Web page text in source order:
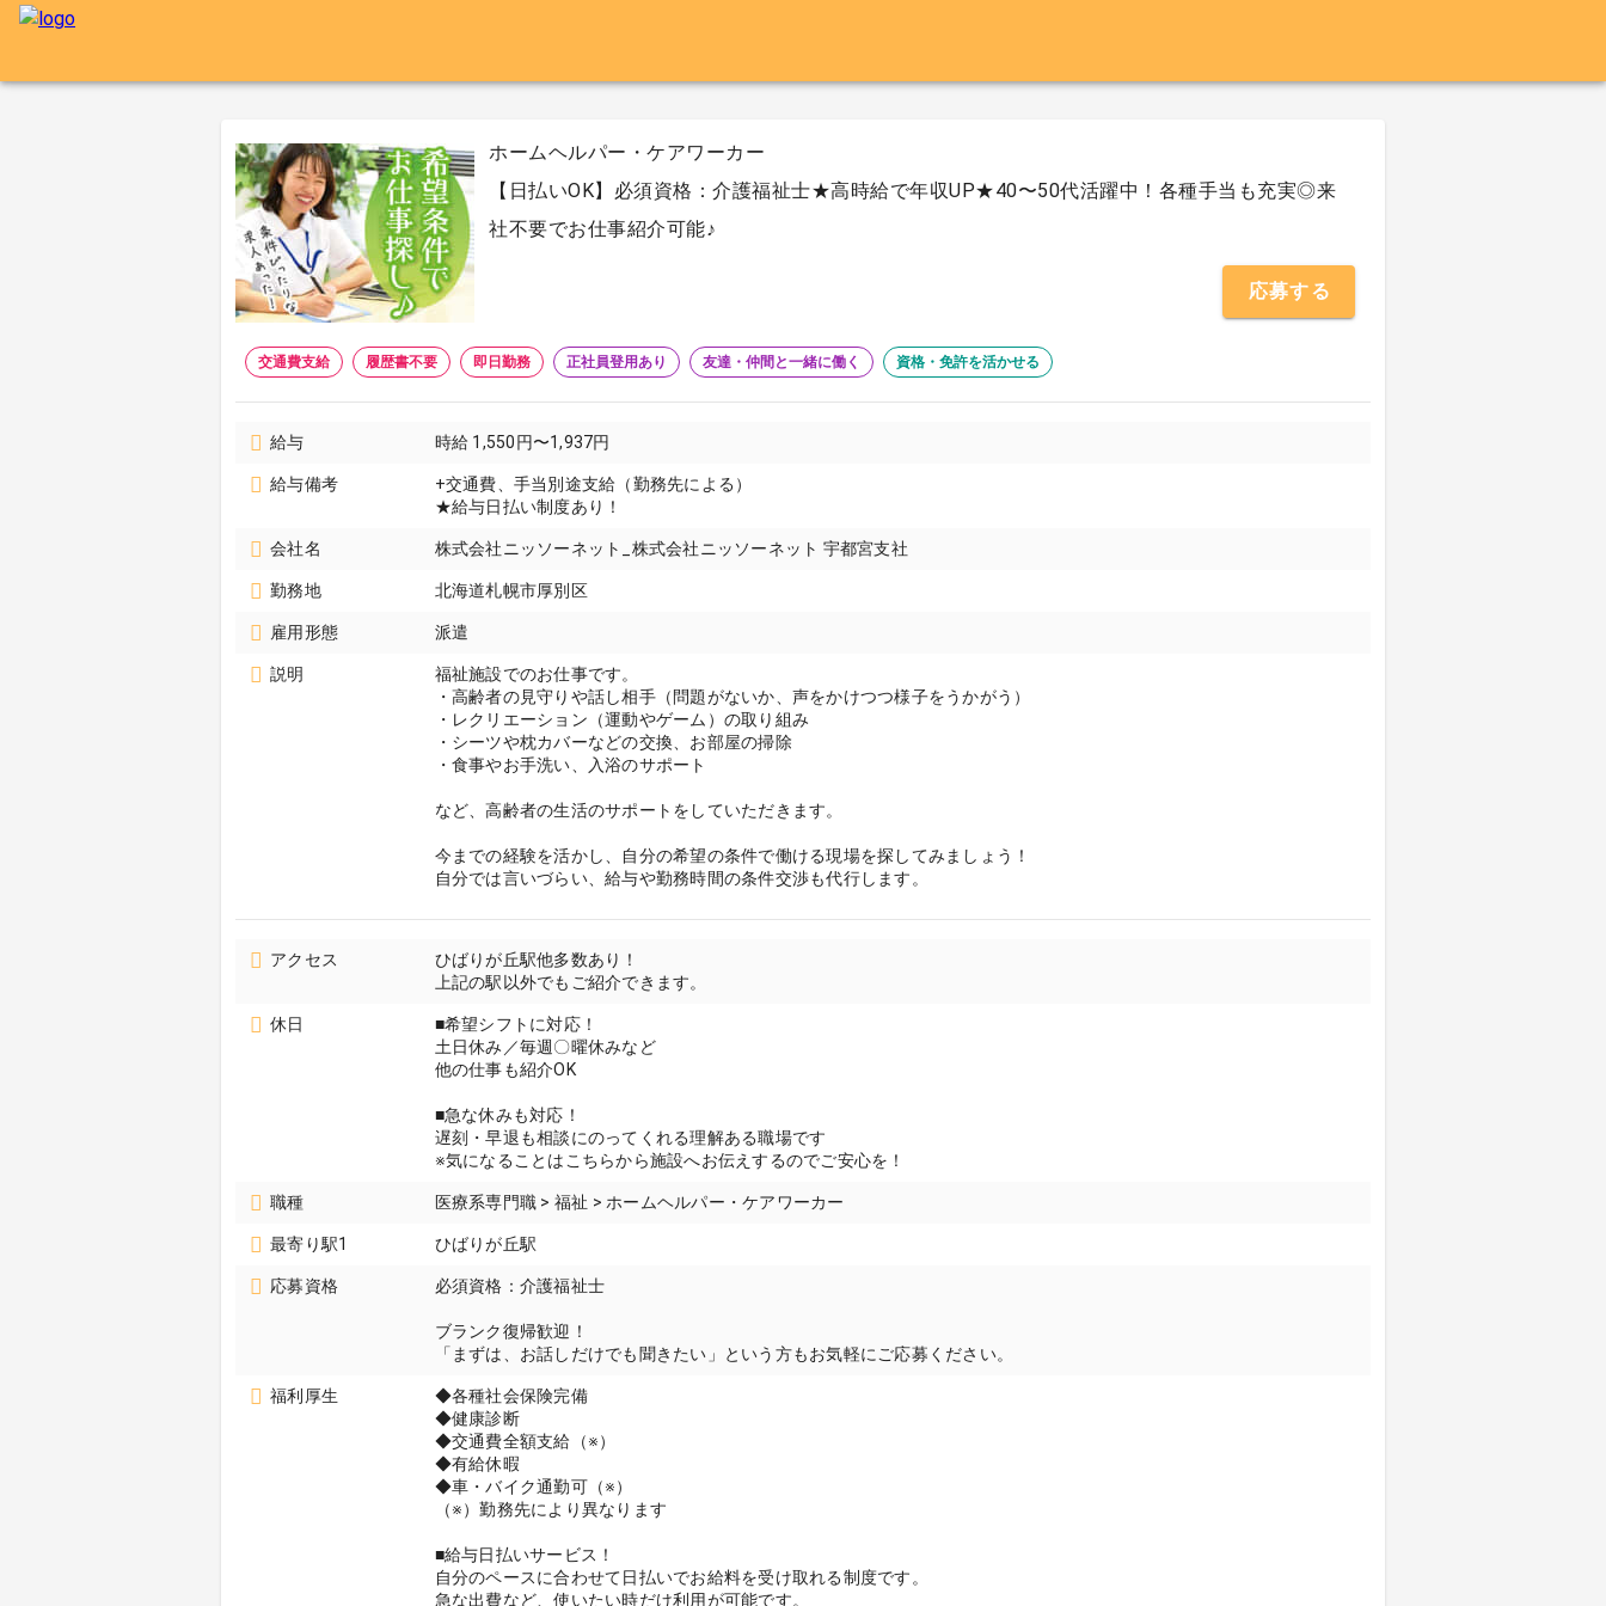
ホームヘルパー・ケアワーカー
【日払いOK】必須資格：介護福祉士★高時給で年収UP★40〜50代活躍中！各種手当も充実◎来
社不要でお仕事紹介可能♪
応募する
交通費支給 履歴書不要 即日勤務 正社員登用あり 友達・仲間と一緒に働く 資格・免許を活かせる
給与 時給 1,550円〜1,937円
給与備考
+交通費、手当別途支給（勤務先による）
★給与日払い制度あり！
会社名 株式会社ニッソーネット_株式会社ニッソーネット 宇都宮支社
勤務地 北海道札幌市厚別区
雇用形態 派遣
説明
福祉施設でのお仕事です。
・高齢者の見守りや話し相手（問題がないか、声をかけつつ様子をうかがう）
・レクリエーション（運動やゲーム）の取り組み
・シーツや枕カバーなどの交換、お部屋の掃除
・食事やお手洗い、入浴のサポート
など、高齢者の生活のサポートをしていただきます。
今までの経験を活かし、自分の希望の条件で働ける現場を探してみましょう！
自分では言いづらい、給与や勤務時間の条件交渉も代行します。
アクセス
ひばりが丘駅他多数あり！
上記の駅以外でもご紹介できます。
休日
■希望シフトに対応！
土日休み／毎週〇曜休みなど
他の仕事も紹介OK
■急な休みも対応！
遅刻・早退も相談にのってくれる理解ある職場です
※気になることはこちらから施設へお伝えするのでご安心を！
職種 医療系専門職 > 福祉 > ホームヘルパー・ケアワーカー
最寄り駅1 ひばりが丘駅
応募資格 必須資格：介護福祉士
ブランク復帰歓迎！
「まずは、お話しだけでも聞きたい」という方もお気軽にご応募ください。
福利厚生
◆各種社会保険完備
◆健康診断
◆交通費全額支給（※）
◆有給休暇
◆車・バイク通勤可（※）
（※）勤務先により異なります
■給与日払いサービス！
自分のペースに合わせて日払いでお給料を受け取れる制度です。
急な出費など、使いたい時だけ利用が可能です。